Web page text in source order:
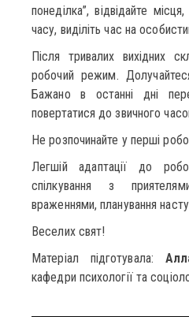
понеділка”, відвідайте
часу, виділіть час на
Після тривалих вихідних
робочий режим.
Бажано в останні дні
повертатися до звичного
Не розпочинайте у перші
Легшій адаптації до
спілкування з
враженнями, планування
Веселих свят!
Матеріал підготувала:
кафедри психології та